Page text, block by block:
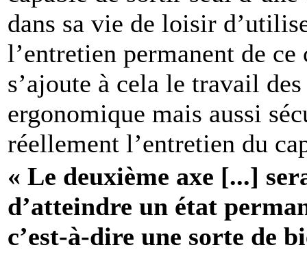
dans sa vie de loisir
l’entretien permanent de
s’ajoute à cela le travail
ergonomique mais aussi
réellement l’entretien du
« Le deuxième axe [...]
d’atteindre un état
c’est-à-dire une sorte de